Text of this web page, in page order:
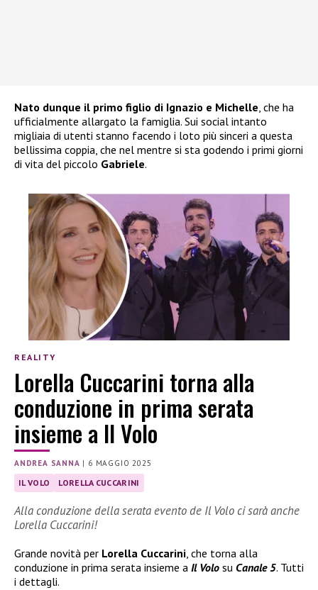
Nato dunque il primo figlio di Ignazio e Michelle, che ha
ufficialmente allargato la famiglia. Sui social intanto
migliaia di utenti stanno facendo i loto più sinceri a questa
bellissima coppia, che nel mentre si sta godendo i primi giorni
di vita del piccolo Gabriele.
REALITY
Lorella Cuccarini torna alla
conduzione in prima serata
insieme a Il Volo
ANDREA SANNA | 6 MAGGIO 2025
IL VOLO LORELLA CUCCARINI
Alla conduzione della serata evento de Il Volo ci sarà anche
Lorella Cuccarini!
Grande novità per Lorella Cuccarini, che torna alla
conduzione in prima serata insieme a Il Volo su Canale 5. Tutti
i dettagli.